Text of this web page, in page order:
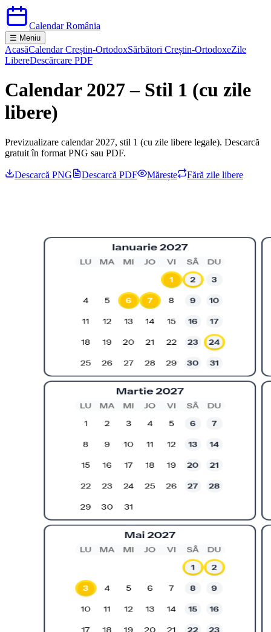
Calendar România
☰ Meniu
AcasăCalendar Creștin-OrtodoxSărbători Creștin-OrtodoxeZile
LibereDescărcare PDF
Calendar 2027 – Stil 1 (cu zile
libere)
Previzualizare calendar 2027, stil 1 (cu zile libere legale). Descarcă
gratuit în format PNG sau PDF.
Descarcă PNG Descarcă PDF Mărește Fără zile libere